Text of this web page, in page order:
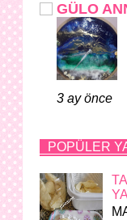
GÜLO
3 ay önce
POPÜLER